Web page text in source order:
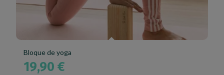
Bloque de yoga
19,90€